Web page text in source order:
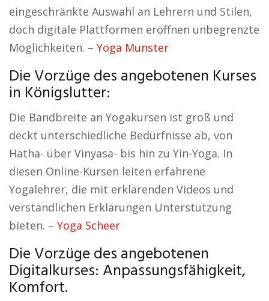
eingeschränkte Auswahl an Lehrern und Stilen,
doch digitale Plattformen eröffnen unbegrenzte
Möglichkeiten. – Yoga Munster
Die Vorzüge des angebotenen Kurses
in Königslutter:
Die Bandbreite an Yogakursen ist groß und
deckt unterschiedliche Bedürfnisse ab, von
Hatha- über Vinyasa- bis hin zu Yin-Yoga. In
diesen Online-Kursen leiten erfahrene
Yogalehrer, die mit erklärenden Videos und
verständlichen Erklärungen Unterstützung
bieten. – Yoga Scheer
Die Vorzüge des angebotenen
Digitalkurses: Anpassungsfähigkeit,
Komfort.